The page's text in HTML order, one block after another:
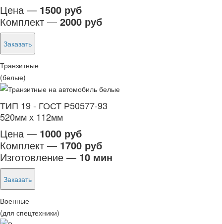
Цена — 1500 руб
Комплект — 2000 руб
Заказать
Транзитные
(белые)
ТИП 19 - ГОСТ Р50577-93
520мм х 112мм
Цена — 1000 руб
Комплект — 1700 руб
Изготовление — 10 мин
Заказать
Военные
(для спецтехники)